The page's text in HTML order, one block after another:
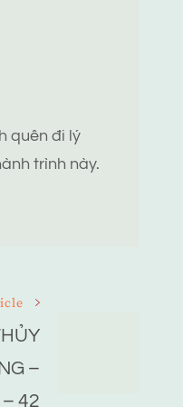
quên đi lý
trình này.
–
42